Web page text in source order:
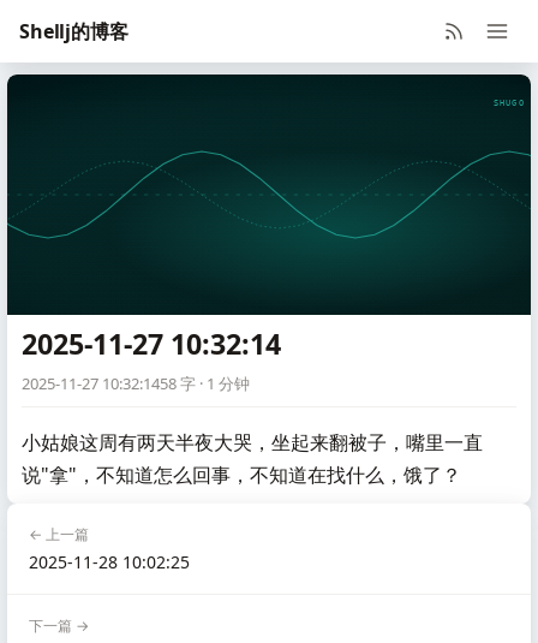
Shellj的博客
SHUGO
2025-11-27 10:32:14
2025-11-27 10:32:1458 字 · 1 分钟
小姑娘这周有两天半夜大哭，坐起来翻被子，嘴里一直
说"拿"，不知道怎么回事，不知道在找什么，饿了？
← 上一篇
2025-11-28 10:02:25
下一篇 →